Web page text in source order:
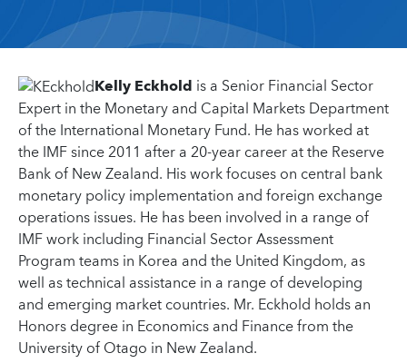
Kelly Eckhold is a Senior Financial Sector
Expert in the Monetary and Capital Markets Department
of the International Monetary Fund. He has worked at
the IMF since 2011 after a 20-year career at the Reserve
Bank of New Zealand. His work focuses on central bank
monetary policy implementation and foreign exchange
operations issues. He has been involved in a range of
IMF work including Financial Sector Assessment
Program teams in Korea and the United Kingdom, as
well as technical assistance in a range of developing
and emerging market countries. Mr. Eckhold holds an
Honors degree in Economics and Finance from the
University of Otago in New Zealand.